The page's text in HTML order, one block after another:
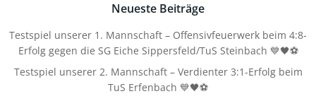
Neueste Beiträge
Testspiel unserer 1. Mannschaft – Offensivfeuerwerk beim 4:8-
Erfolg gegen die SG Eiche Sippersfeld/TuS Steinbach 💙🖤⚽
Testspiel unserer 2. Mannschaft – Verdienter 3:1-Erfolg beim
TuS Erfenbach 💙🖤⚽